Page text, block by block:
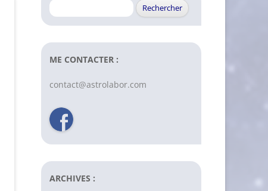
Rechercher :
ME CONTACTER :
contact@astrolabor.com
ARCHIVES :